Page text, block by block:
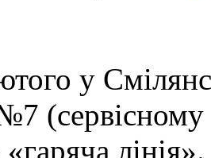
у
лінія».